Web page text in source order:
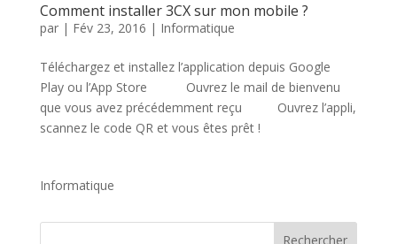
Comment installer 3CX sur mon mobile ?
par | Fév 23, 2016 | Informatique
Téléchargez et installez l’application depuis Google
Play ou l’App Store Ouvrez le mail de bienvenu
que vous avez précédemment reçu Ouvrez l’appli,
scannez le code QR et vous êtes prêt !
Informatique
Rechercher